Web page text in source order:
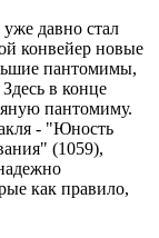
давно стал
конвейер новые
пантомимы,
в конце
пантомиму.
- "Юность
(1059),
как правило,